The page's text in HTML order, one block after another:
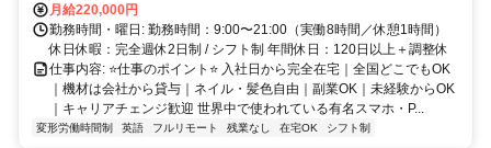
月給220,000円
勤務時間・曜日: 勤務時間：9:00〜21:00（実働8時間／休憩1時間）
休日休暇：完全週休2日制 / シフト制 年間休日：120日以上＋調整休
仕事内容: ⭐️仕事のポイント⭐️ 入社日から完全在宅｜全国どこでもOK
｜機材は会社から貸与｜ネイル・髪色自由｜副業OK｜未経験からOK
｜キャリアチェンジ歓迎 世界中で使われている有名スマホ・P...
変形労働時間制 英語 フルリモート 残業なし 在宅OK シフト制